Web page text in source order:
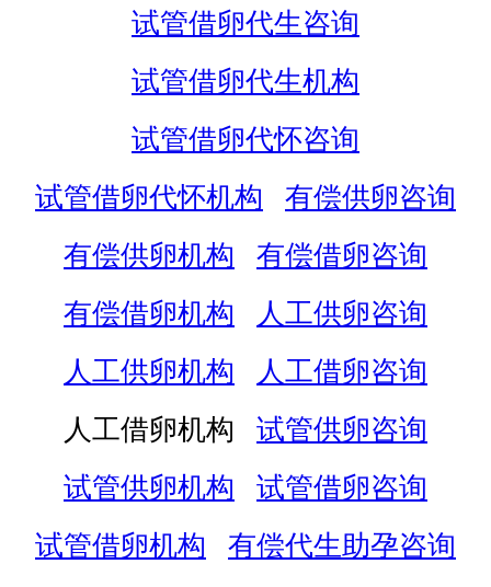
试管借卵代生咨询
试管借卵代生机构
试管借卵代怀咨询
试管借卵代怀机构
有偿供卵咨询
有偿供卵机构
有偿借卵咨询
有偿借卵机构
人工供卵咨询
人工供卵机构
人工借卵咨询
人工借卵机构
试管供卵咨询
试管供卵机构
试管借卵咨询
试管借卵机构
有偿代生助孕咨询